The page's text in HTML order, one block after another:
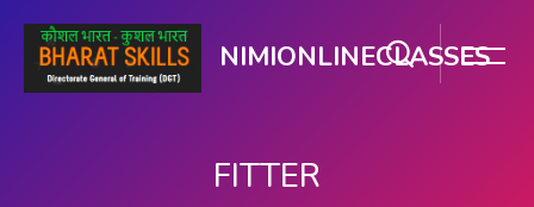
NIMIONLINECLASSES
FITTER